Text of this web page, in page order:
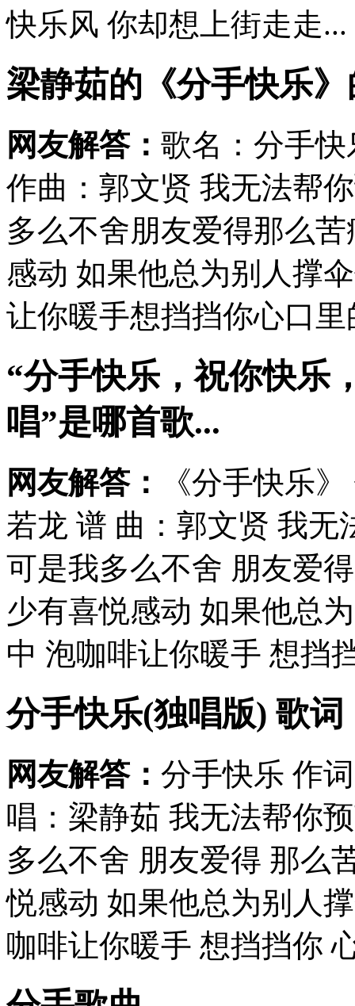
快乐风 你却想上街走走...
梁静茹的《分手快乐
网友解答： 歌名：分手
作曲：郭文贤 我无法帮
多么不舍朋友爱得那么
感动 如果他总为别人撑
让你暖手想挡挡你心口
“分手快乐，祝你快乐
唱”是哪首歌...
网友解答：
《分手快乐
若龙 谱 曲：郭文贤 我无
可是我多么不舍 朋友爱
少有喜悦感动 如果他总
中 泡咖啡让你暖手 想挡
分手快乐(独唱版) 歌词
网友解答： 分手快乐 作
唱：梁静茹 我无法帮你
多么不舍 朋友爱得 那么
悦感动 如果他总为别人
咖啡让你暖手 想挡挡你